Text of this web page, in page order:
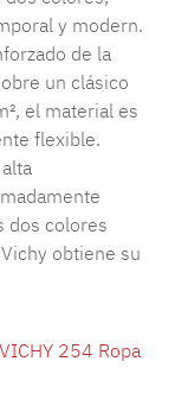
y modern.
de la
un clásico
el material es
flexible.
dos colores
obtiene su
254 Ropa